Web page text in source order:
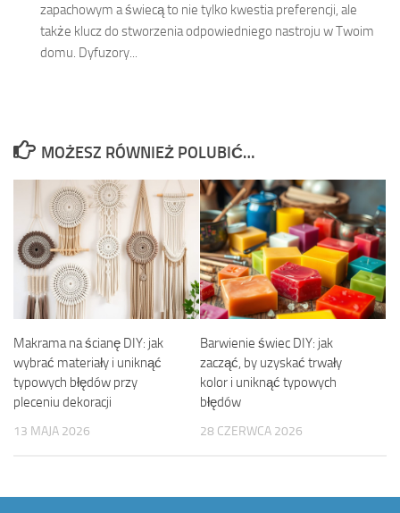
zapachowym a świecą to nie tylko kwestia preferencji, ale
także klucz do stworzenia odpowiedniego nastroju w Twoim
domu. Dyfuzory...
MOŻESZ RÓWNIEŻ POLUBIĆ…
Makrama na ścianę DIY: jak
wybrać materiały i uniknąć
typowych błędów przy
pleceniu dekoracji
13 MAJA 2026
Barwienie świec DIY: jak
zacząć, by uzyskać trwały
kolor i uniknąć typowych
błędów
28 CZERWCA 2026